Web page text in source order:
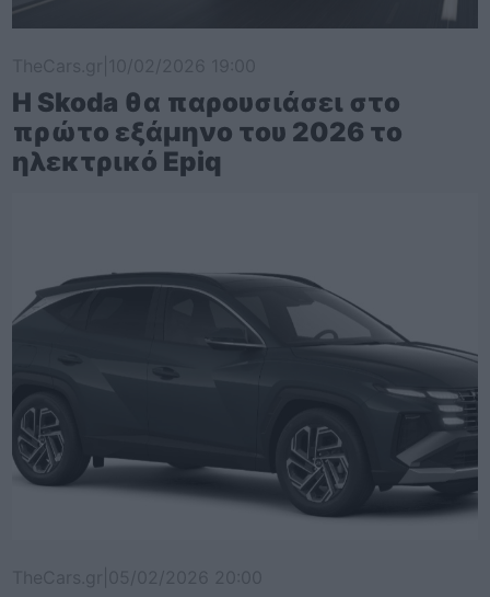
Η Skoda θα παρουσιάσει στο
πρώτο εξάμηνο του 2026 το
ηλεκτρικό Epiq